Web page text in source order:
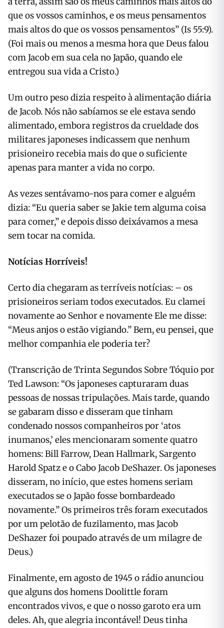
que os vossos caminhos, e os meus pensamentos
mais altos do que os vossos pensamentos” (Is 55:9).
(Foi mais ou menos a mesma hora que Deus falou
com Jacob em sua cela no Japão, quando ele
entregou sua vida a Cristo.)
Um outro peso dizia respeito à alimentação diária
de Jacob. Nós não sabíamos se ele estava sendo
alimentado, embora registros da crueldade dos
militares japoneses indicassem que nenhum
prisioneiro recebia mais do que o suficiente
apenas para manter a vida no corpo.
As vezes sentávamo-nos para comer e alguém
dizia: “Eu queria saber se Jakie tem alguma coisa
para comer,” e depois disso deixávamos a mesa
sem tocar na comida.
Notícias Horríveis!
Certo dia chegaram as terríveis notícias: – os
prisioneiros seriam todos executados. Eu clamei
novamente ao Senhor e novamente Ele me disse:
“Meus anjos o estão vigiando.” Bem, eu pensei, que
melhor companhia ele poderia ter?
(Transcrição de Trinta Segundos Sobre Tóquio por
Ted Lawson: “Os japoneses capturaram duas
pessoas de nossas tripulações. Mais tarde, quando
se gabaram disso e disseram que tinham
condenado nossos companheiros por ‘atos
inumanos,’ eles mencionaram somente quatro
homens: Bill Farrow, Dean Hallmark, Sargento
Harold Spatz e o Cabo Jacob DeShazer. Os japoneses
disseram, no início, que estes homens seriam
executados se o Japão fosse bombardeado
novamente.” Os primeiros três foram executados
por um pelotão de fuzilamento, mas Jacob
DeShazer foi poupado através de um milagre de
Deus.)
Finalmente, em agosto de 1945 o rádio anunciou
que alguns dos homens Doolittle foram
encontrados vivos, e que o nosso garoto era um
deles. Ah, que alegria incontável! Deus tinha